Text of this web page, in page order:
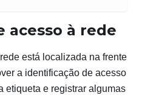
acesso à rede
está localizada na frente
a identificação de acesso
etiqueta e registrar algumas